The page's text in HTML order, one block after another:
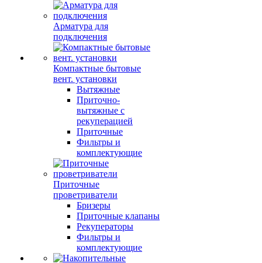
Арматура для
подключения
Компактные бытовые
вент. установки
Вытяжные
Приточно-
вытяжные с
рекуперацией
Приточные
Фильтры и
комплектующие
Приточные
проветриватели
Бризеры
Приточные клапаны
Рекуператоры
Фильтры и
комплектующие